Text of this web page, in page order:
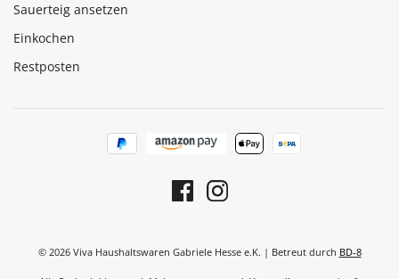
Sauerteig ansetzen
Einkochen
Restposten
© 2026 Viva Haushaltswaren Gabriele Hesse e.K. | Betreut durch BD-8